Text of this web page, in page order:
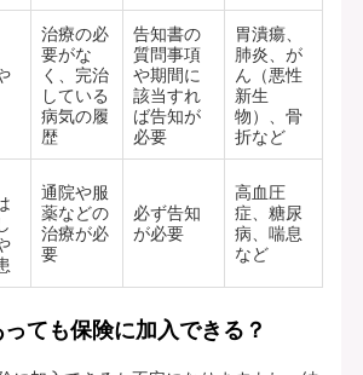
治療の必
要がな
く、完治
している
病気の履
歴
告知書の
質問事項
や期間に
該当すれ
ば告知が
必要
胃潰瘍、
肺炎、が
ん（悪性
新生
物）、骨
折など
通院や服
薬などの
治療が必
要
必ず告知
が必要
高血圧
症、糖尿
病、喘息
など
ても保険に加入できる？